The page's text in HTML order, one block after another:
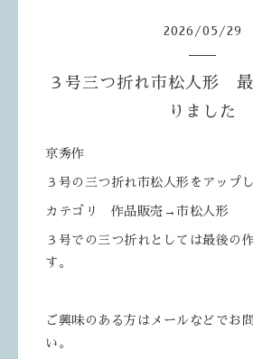
2026 /05 /29
３号三つ折れ市松人形
りました
京秀作
３号の三つ折れ市松人形をアップ
カテゴリ 作品販売→市松人形
３号での三つ折れとしては最後の
す。
ご興味のある方はメールなどでお
い。